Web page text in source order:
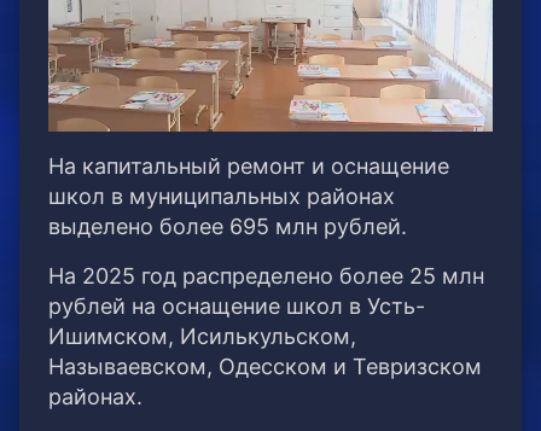
На капитальный ремонт и оснащение
школ в муниципальных районах
выделено более 695 млн рублей.
На 2025 год распределено более 25 млн
рублей на оснащение школ в Усть-
Ишимском, Исилькульском,
Называевском, Одесском и Тевризском
районах.